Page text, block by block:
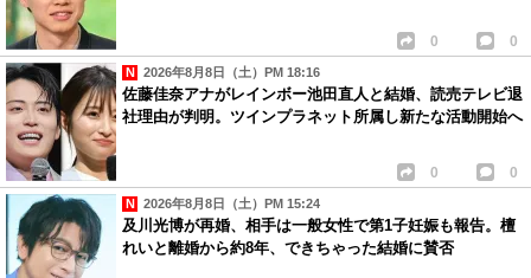
0 0
2026年8月8日（土）PM 18:16
佐藤佳奈アナがレインボー池田直人と結婚、読売テレビ退
社理由が判明。ツインプラネット所属し新たな活動開始へ
0 0
2026年8月8日（土）PM 15:24
及川光博が再婚、相手は一般女性で第1子妊娠も報告。檀
れいと離婚から約8年、できちゃった結婚に賛否